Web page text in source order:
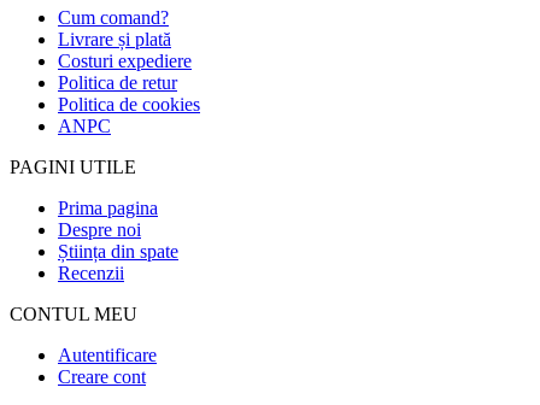
Cum comand?
Livrare și plată
Costuri expediere
Politica de retur
Politica de cookies
ANPC
PAGINI UTILE
Prima pagina
Despre noi
Știința din spate
Recenzii
CONTUL MEU
Autentificare
Creare cont